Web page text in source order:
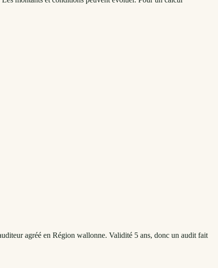
agréé en Région wallonne. Validité 5 ans, donc un audit fait